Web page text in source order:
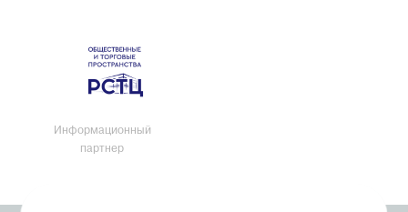
Информационный
партнер